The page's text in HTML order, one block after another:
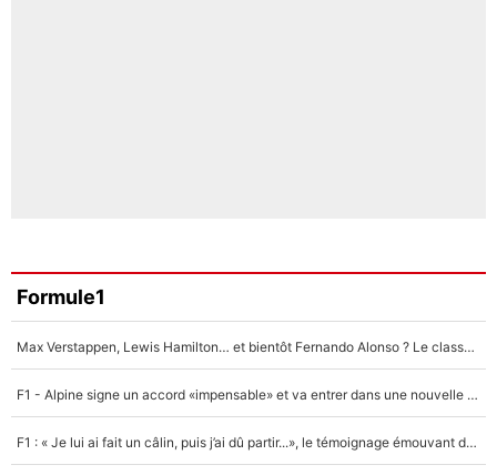
Formule1
Max Verstappen, Lewis Hamilton… et bientôt Fernando Alonso ? Le classement des pilotes les mieux payés en Formule 1 risque de changer !
F1 - Alpine signe un accord «impensable» et va entrer dans une nouvelle dimension : Grande nouvelle pour Pierre Gasly !
F1 : « Je lui ai fait un câlin, puis j’ai dû partir...», le témoignage émouvant de Max Verstappen sur sa fille